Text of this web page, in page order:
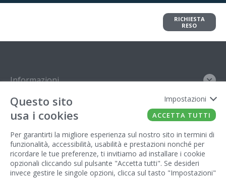
RICHIESTA
RESO
Informazioni
Contatto
Gestore del sito
FATTO CON IL DA EUROBUSINESS
Questo sito
usa i cookies
Per garantirti la migliore esperienza sul nostro sito in termini di
funzionalità, accessibilità, usabilità e prestazioni nonché per
ricordare le tue preferenze, ti invitiamo ad installare i cookie
opzionali cliccando sul pulsante "Accetta tutti". Se desideri
invece gestire le singole opzioni, clicca sul tasto "Impostazioni"
Impostazioni
ACCETTA TUTTI